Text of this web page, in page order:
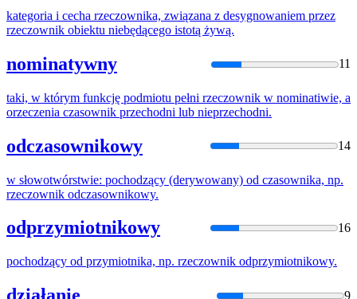
kategoria i cecha rzeczownika, związana z desygnowaniem przez
rzeczownik obiektu niebędącego istotą żywą.
nominatywny 11
taki, w którym funkcję podmiotu pełni rzeczownik w nominatiwie, a
orzeczenia czasownik przechodni lub nieprzechodni.
odczasownikowy 14
w słowotwórstwie: pochodzący (derywowany) od czasownika, np.
rzeczownik odczasownikowy.
odprzymiotnikowy 16
pochodzący od przymiotnika, np. rzeczownik odprzymiotnikowy.
9